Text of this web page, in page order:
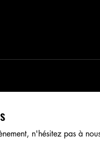
n'hésitez pas à